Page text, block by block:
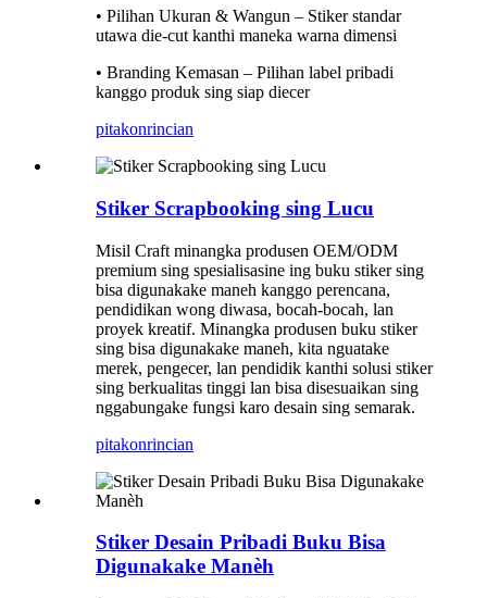
• Pilihan Ukuran & Wangun – Stiker standar
utawa die-cut kanthi maneka warna dimensi
• Branding Kemasan – Pilihan label pribadi
kanggo produk sing siap diecer
pitakonrincian
Stiker Scrapbooking sing Lucu
Misil Craft minangka produsen OEM/ODM
premium sing spesialisasine ing buku stiker sing
bisa digunakake maneh kanggo perencana,
pendidikan wong diwasa, bocah-bocah, lan
proyek kreatif. Minangka produsen buku stiker
sing bisa digunakake maneh, kita nguatake
merek, pengecer, lan pendidik kanthi solusi stiker
sing berkualitas tinggi lan bisa disesuaikan sing
nggabungake fungsi karo desain sing semarak.
pitakonrincian
Stiker Desain Pribadi Buku Bisa
Digunakake Manèh